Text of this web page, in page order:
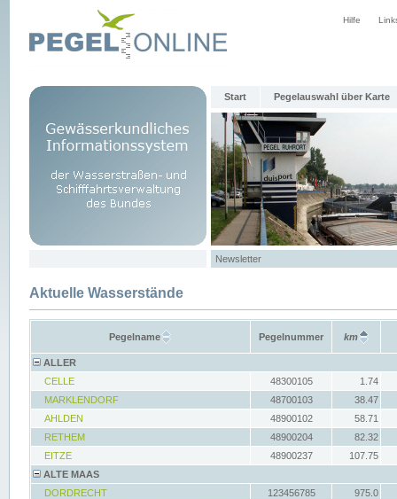
Hilfe
Start Pegelauswahl über Karte
Newsletter
Aktuelle Wasserstände
Pegelname Pegelnummer km
ALLER
CELLE
48300105
1.74
MARKLENDORF
48700103
38.47
AHLDEN
48900102
58.71
RETHEM
48900204
82.32
EITZE
48900237
107.75
ALTE MAAS
DORDRECHT
123456785
975.0